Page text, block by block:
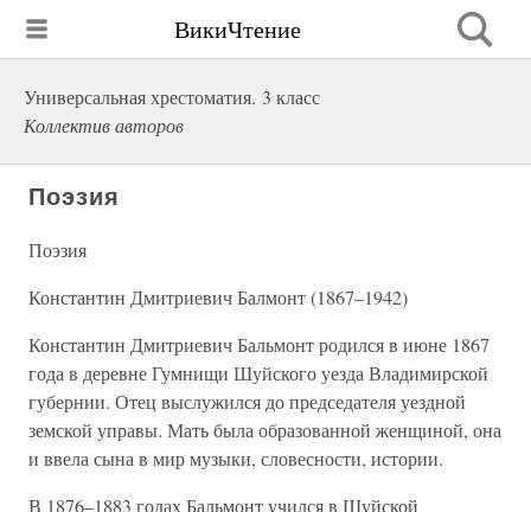
ВикиЧтение
Универсальная хрестоматия. 3 класс
Коллектив авторов
Поэзия
Поэзия
Константин Дмитриевич Балмонт (1867–1942)
Константин Дмитриевич Бальмонт родился в июне 1867
года в деревне Гумнищи Шуйского уезда Владимирской
губернии. Отец выслужился до председателя уездной
земской управы. Мать была образованной женщиной, она
и ввела сына в мир музыки, словесности, истории.
В 1876–1883 годах Бальмонт учился в Шуйской